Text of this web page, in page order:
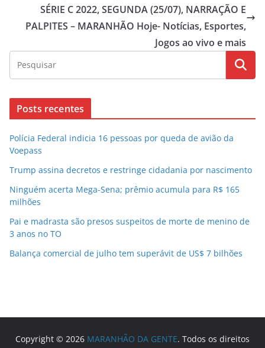
SÉRIE C 2022, SEGUNDA (25/07), NARRAÇÃO E
PALPITES – MARANHÃO Hoje- Notícias, Esportes,
Jogos ao vivo e mais
Posts recentes
Polícia Federal indicia 16 pessoas por queda de avião da
Voepass
Trump assina decretos e restringe cidadania por nascimento
Ninguém acerta Mega-Sena; prêmio acumula para R$ 165
milhões
Pai e madrasta são presos suspeitos de morte de menino de
3 anos no TO
Balança comercial de julho tem superávit de US$ 7 bilhões
Copyright © 2026 MARANHÃO DA GENTE. Todos os direitos